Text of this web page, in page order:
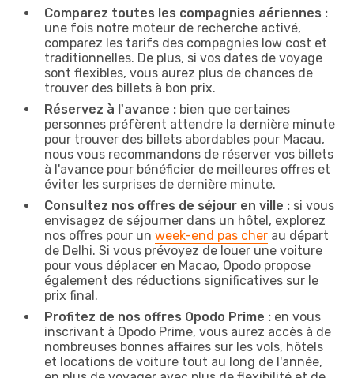
Comparez toutes les compagnies aériennes :
une fois notre moteur de recherche activé,
comparez les tarifs des compagnies low cost et
traditionnelles. De plus, si vos dates de voyage
sont flexibles, vous aurez plus de chances de
trouver des billets à bon prix.
Réservez à l'avance : bien que certaines
personnes préfèrent attendre la dernière minute
pour trouver des billets abordables pour Macau,
nous vous recommandons de réserver vos billets
à l'avance pour bénéficier de meilleures offres et
éviter les surprises de dernière minute.
Consultez nos offres de séjour en ville : si vous
envisagez de séjourner dans un hôtel, explorez
nos offres pour un week-end pas cher au départ
de Delhi. Si vous prévoyez de louer une voiture
pour vous déplacer en Macao, Opodo propose
également des réductions significatives sur le
prix final.
Profitez de nos offres Opodo Prime : en vous
inscrivant à Opodo Prime, vous aurez accès à de
nombreuses bonnes affaires sur les vols, hôtels
et locations de voiture tout au long de l'année,